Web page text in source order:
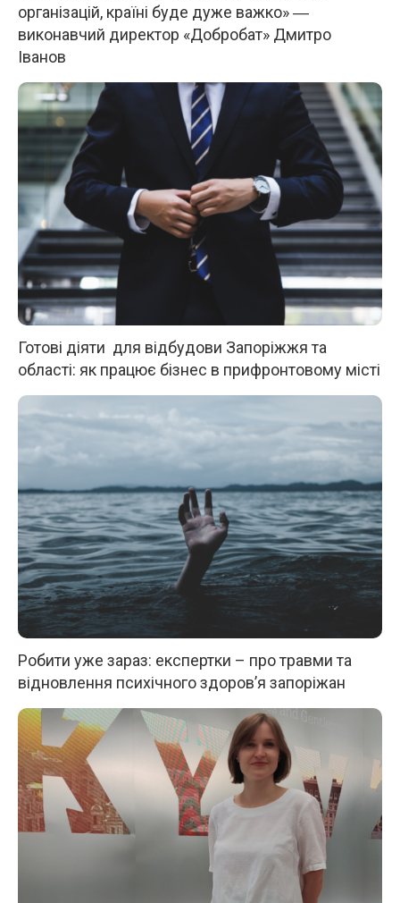
організацій, країні буде дуже важко» ―
виконавчий директор «Добробат» Дмитро
Іванов
Готові діяти для відбудови Запоріжжя та
області: як працює бізнес в прифронтовому місті
Робити уже зараз: експертки – про травми та
відновлення психічного здоров’я запоріжан